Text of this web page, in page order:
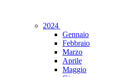
2024
Gennaio
Febbraio
Marzo
Aprile
Maggio